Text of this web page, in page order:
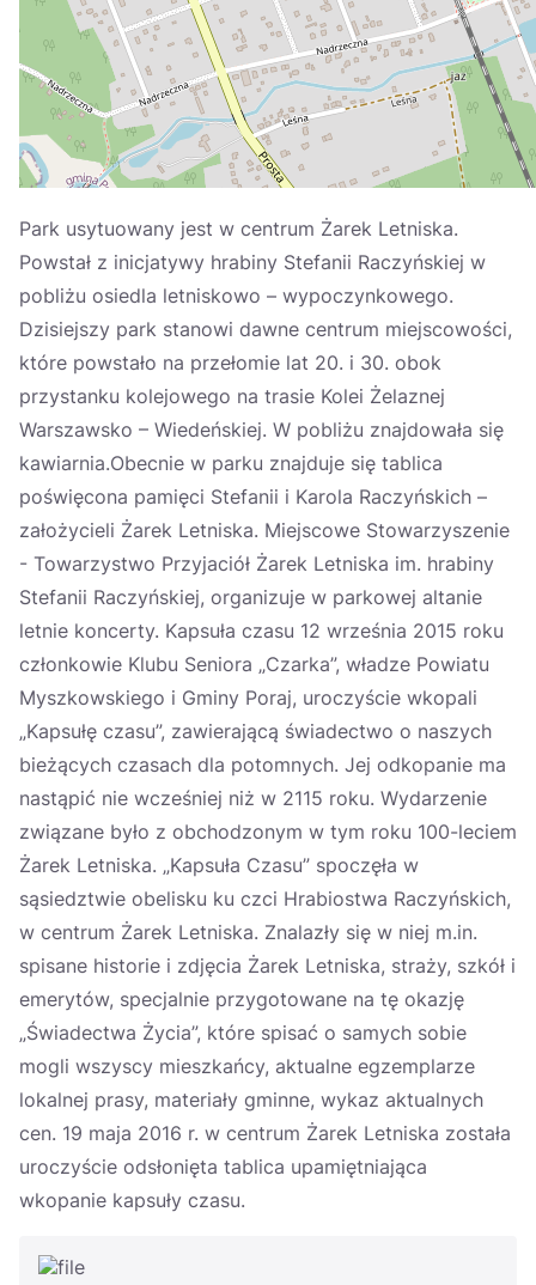
Park usytuowany jest w centrum Żarek Letniska.
Powstał z inicjatywy hrabiny Stefanii Raczyńskiej w
pobliżu osiedla letniskowo – wypoczynkowego.
Dzisiejszy park stanowi dawne centrum miejscowości,
które powstało na przełomie lat 20. i 30. obok
przystanku kolejowego na trasie Kolei Żelaznej
Warszawsko – Wiedeńskiej. W pobliżu znajdowała się
kawiarnia.Obecnie w parku znajduje się tablica
poświęcona pamięci Stefanii i Karola Raczyńskich –
założycieli Żarek Letniska. Miejscowe Stowarzyszenie
- Towarzystwo Przyjaciół Żarek Letniska im. hrabiny
Stefanii Raczyńskiej, organizuje w parkowej altanie
letnie koncerty. Kapsuła czasu 12 września 2015 roku
członkowie Klubu Seniora „Czarka”, władze Powiatu
Myszkowskiego i Gminy Poraj, uroczyście wkopali
„Kapsułę czasu”, zawierającą świadectwo o naszych
bieżących czasach dla potomnych. Jej odkopanie ma
nastąpić nie wcześniej niż w 2115 roku. Wydarzenie
związane było z obchodzonym w tym roku 100-leciem
Żarek Letniska. „Kapsuła Czasu” spoczęła w
sąsiedztwie obelisku ku czci Hrabiostwa Raczyńskich,
w centrum Żarek Letniska. Znalazły się w niej m.in.
spisane historie i zdjęcia Żarek Letniska, straży, szkół i
emerytów, specjalnie przygotowane na tę okazję
„Świadectwa Życia”, które spisać o samych sobie
mogli wszyscy mieszkańcy, aktualne egzemplarze
lokalnej prasy, materiały gminne, wykaz aktualnych
cen. 19 maja 2016 r. w centrum Żarek Letniska została
uroczyście odsłonięta tablica upamiętniająca
wkopanie kapsuły czasu.